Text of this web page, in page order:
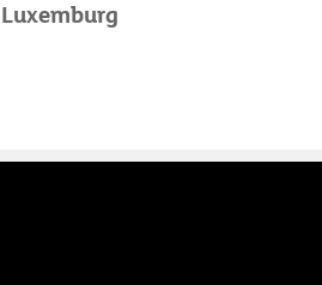
Luxemburg